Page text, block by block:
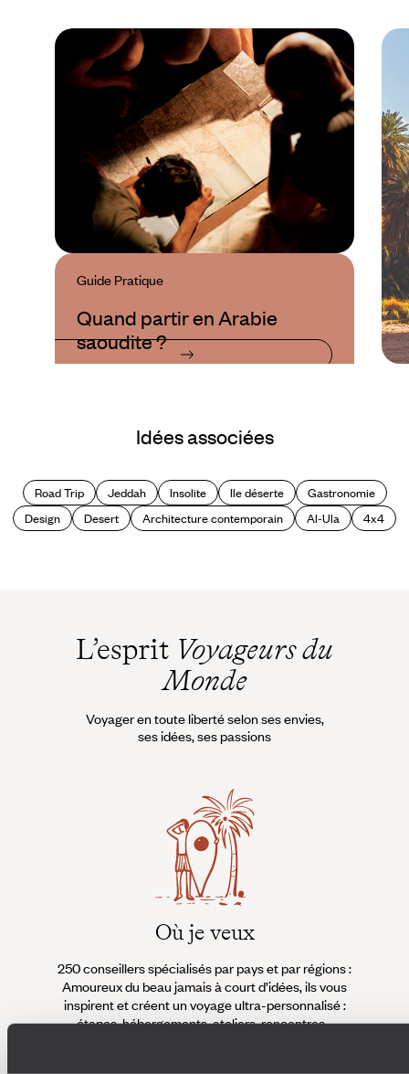
Guide Pratique
Quand partir en Arabie
saoudite ?
Idées associées
Road Trip Jeddah Insolite Ile déserte
Gastronomie
Design
Desert Architecture contemporain Al-Ula 4x4
L’esprit Voyageurs du
Monde
Voyager en toute liberté selon ses envies,
ses idées, ses passions
Où je veux
250 conseillers spécialisés par pays et par régions :
Amoureux du beau jamais à court d’idées, ils vous
inspirent et créent un voyage ultra-personnalisé :
étapes, hébergements, ateliers, rencontres…